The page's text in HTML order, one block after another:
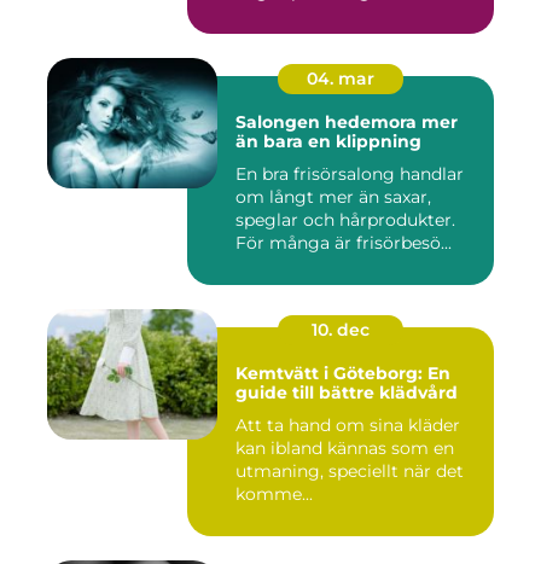
04. mar
Salongen hedemora mer
än bara en klippning
En bra frisörsalong handlar
om långt mer än saxar,
speglar och hårprodukter.
För många är frisörbesö...
10. dec
Kemtvätt i Göteborg: En
guide till bättre klädvård
Att ta hand om sina kläder
kan ibland kännas som en
utmaning, speciellt när det
komme...